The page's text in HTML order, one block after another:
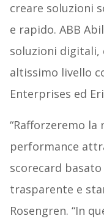
creare soluzioni
e rapido. ABB
soluzioni digitali,
altissimo livello
Enterprises ed
“Rafforzeremo
performance
scorecard
trasparente e
Rosengren. “In